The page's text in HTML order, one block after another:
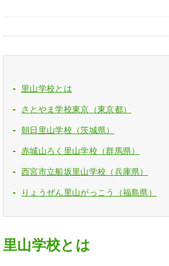
里山学校とは
さとやま学校東京（東京都）
朝日里山学校（茨城県）
赤城山ろく里山学校（群馬県）
西宮市立船坂里山学校（兵庫県）
りょうぜん里山がっこう（福島県）
里山学校とは